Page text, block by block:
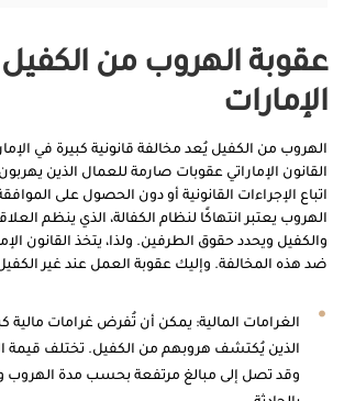
عقوبة الهروب من
الإمارات
الهروب من الكفيل يُعد مخالفة قانونية كبيرة في
القانون الإماراتي عقوبات صارمة للعمال الذين
اتباع الإجراءات القانونية أو دون الحصول على
الهروب يعتبر انتهاكًا لنظام الكفالة، الذي ينظم
والكفيل ويحدد حقوق الطرفين. ولذا، يتخذ القانون
ضد هذه المخالفة. وإليك عقوبة العمل عند غير الكفيل
الغرامات المالية: يمكن أن تُفرض غرامات مالية
الذين يُكتشف هروبهم من الكفيل. تختلف قيمة
وقد تصل إلى مبالغ مرتفعة بحسب مدة الهروب